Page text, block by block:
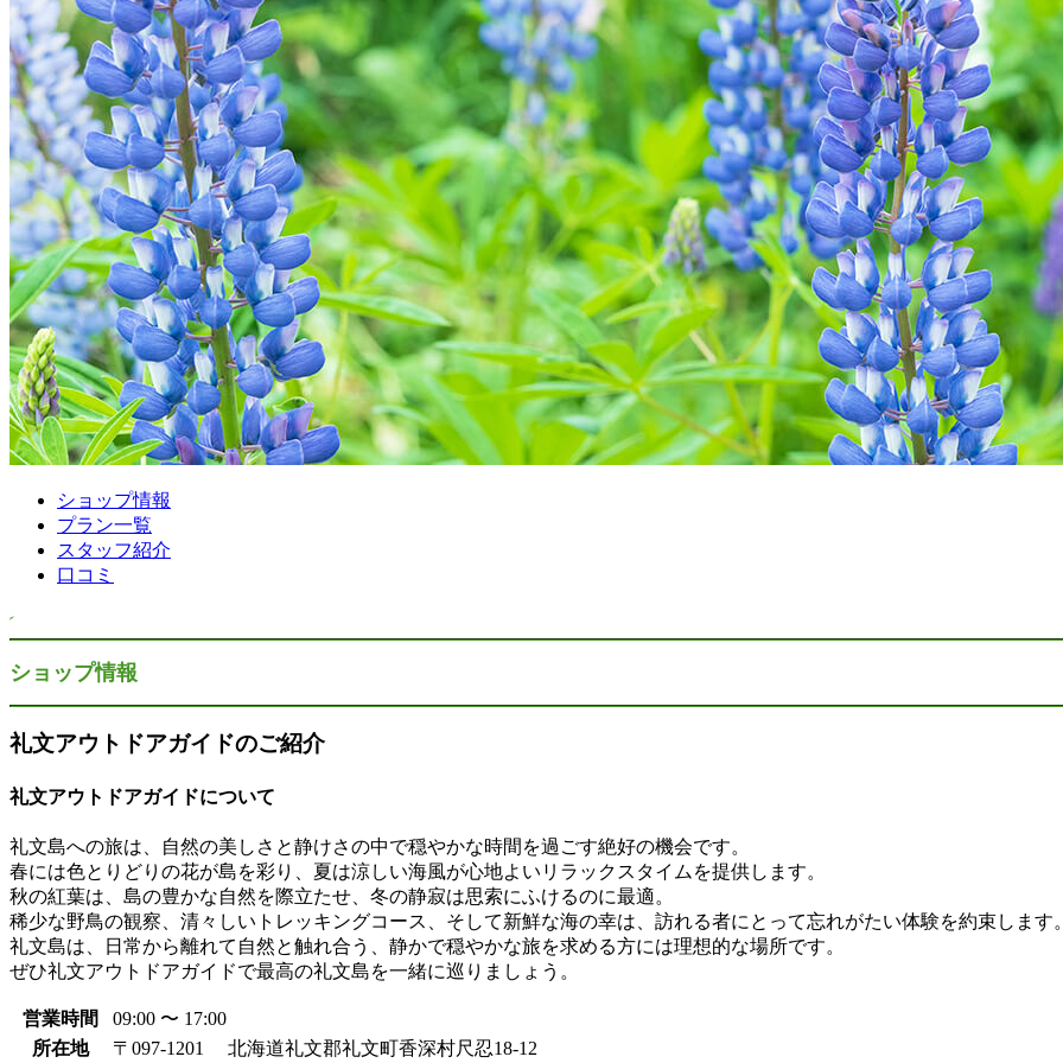
ショップ情報
プラン一覧
スタッフ紹介
口コミ
ショップ情報
礼文アウトドアガイドのご紹介
礼文アウトドアガイドについて
礼文島への旅は、自然の美しさと静けさの中で穏やかな時間を過ごす絶好の機会です。
春には色とりどりの花が島を彩り、夏は涼しい海風が心地よいリラックスタイムを提供します。
秋の紅葉は、島の豊かな自然を際立たせ、冬の静寂は思索にふけるのに最適。
稀少な野鳥の観察、清々しいトレッキングコース、そして新鮮な海の幸は、訪れる者にとって忘れがたい体験を約束します
礼文島は、日常から離れて自然と触れ合う、静かで穏やかな旅を求める方には理想的な場所です。
ぜひ礼文アウトドアガイドで最高の礼文島を一緒に巡りましょう。
営業時間
09:00 〜 17:00
所在地
〒097-1201 北海道礼文郡礼文町香深村尺忍18-12